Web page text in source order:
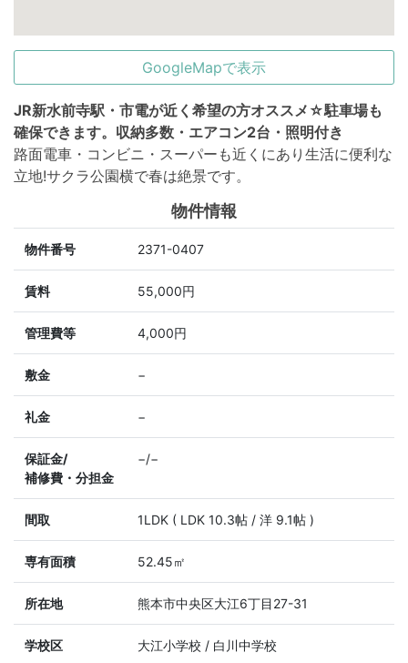
GoogleMapで表示
JR新水前寺駅・市電が近く希望の方オススメ☆駐車場も
確保できます。収納多数・エアコン2台・照明付き
路面電車・コンビニ・スーパーも近くにあり生活に便利な
立地!サクラ公園横で春は絶景です。
物件情報
物件番号 2371-0407
賃料 55,000円
管理費等 4,000円
敷金 −
礼金 −
保証金/
補修費・分担金
−/−
間取 1LDK ( LDK 10.3帖 / 洋 9.1帖 )
専有面積 52.45㎡
所在地 熊本市中央区大江6丁目27-31
学校区 大江小学校 / 白川中学校